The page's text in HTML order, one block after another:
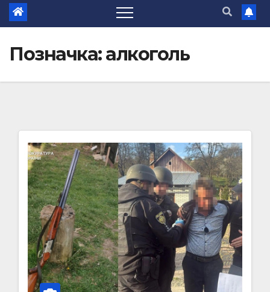
Позначка:алкоголь